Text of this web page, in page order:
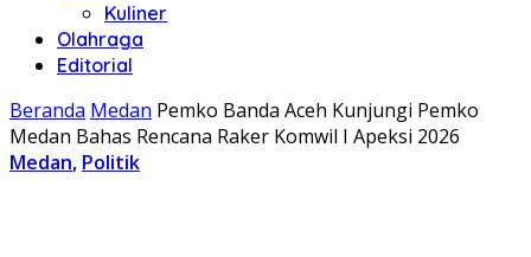
Kuliner
Olahraga
Editorial
Beranda Medan Pemko Banda Aceh Kunjungi Pemko
Medan Bahas Rencana Raker Komwil I Apeksi 2026
Medan, Politik